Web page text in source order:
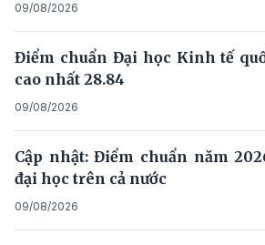
09/08/2026
Điểm chuẩn Đại học Kinh tế
cao nhất 28.84
09/08/2026
Cập nhật: Điểm chuẩn năm
đại học trên cả nước
09/08/2026